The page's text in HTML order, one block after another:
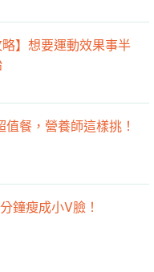
略】想要運動效果事半
餐，營養師這樣挑！
鐘瘦成小V臉！